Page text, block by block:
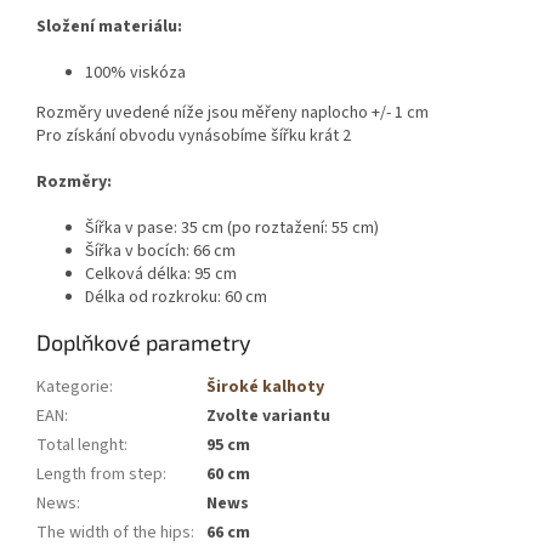
Složení materiálu:
100% viskóza
Rozměry uvedené níže jsou měřeny naplocho +/- 1 cm
Pro získání obvodu vynásobíme šířku krát 2
Rozměry:
Šířka v pase: 35 cm (po roztažení: 55 cm)
Šířka v bocích: 66 cm
Celková délka: 95 cm
Délka od rozkroku: 60 cm
Doplňkové parametry
Kategorie:
Široké kalhoty
EAN:
Zvolte variantu
Total lenght:
95 cm
Length from step:
60 cm
News:
News
The width of the hips: 66 cm